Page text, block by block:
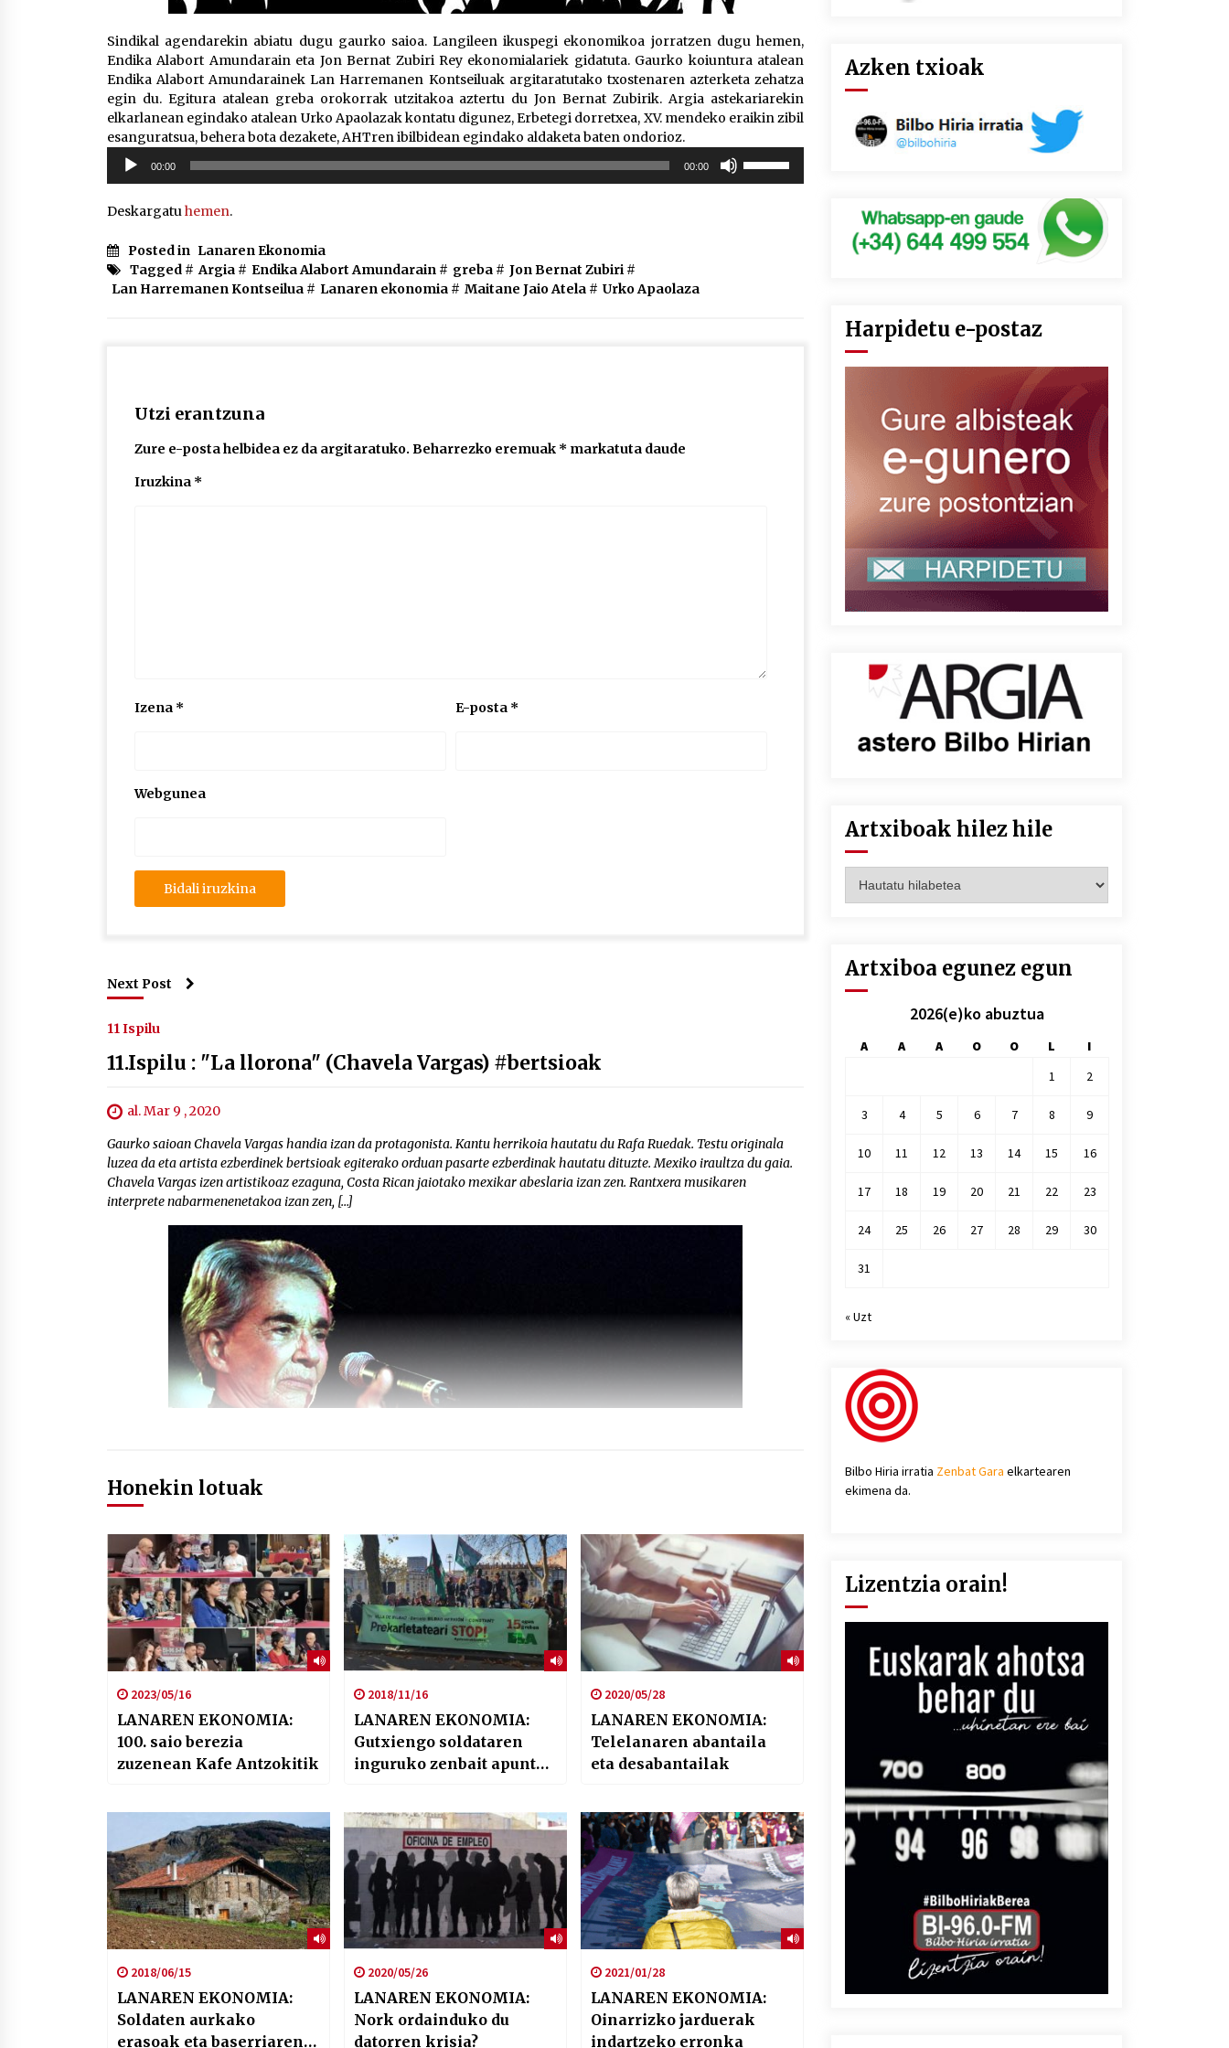
Sindikal agendarekin abiatu dugu gaurko saioa. Langileen ikuspegi ekonomikoa jorratzen dugu hemen,
Endika Alabort Amundarain eta Jon Bernat Zubiri Rey ekonomialariek gidatuta. Gaurko koiuntura atalean
Endika Alabort Amundarainek Lan Harremanen Kontseiluak argitaratutako txostenaren azterketa zehatza
egin du. Egitura atalean greba orokorrak utzitakoa aztertu du Jon Bernat Zubirik. Argia astekariarekin
elkarlanean egindako atalean Urko Apaolazak kontatu digunez, Erbetegi dorretxea, XV. mendeko eraikin zibil
esanguratsua, behera bota dezakete, AHTren ibilbidean egindako aldaketa baten ondorioz.
Soinu
erreproduzigailua
00:00 00:00
Deskargatuhemen.
Posted in Lanaren Ekonomia
Tagged # Argia # Endika Alabort Amundarain # greba # Jon Bernat Zubiri #
Lan Harremanen Kontseilua # Lanaren ekonomia # Maitane Jaio Atela # Urko Apaolaza
Utzi erantzuna
Zure e-posta helbidea ez da argitaratuko. Beharrezko eremuak * markatuta daude
Iruzkina *
Izena * E-posta *
Webgunea
Next Post
11 Ispilu
11.Ispilu : "La llorona" (Chavela Vargas) #bertsioak
al. Mar 9 , 2020
Gaurko saioan Chavela Vargas handia izan da protagonista. Kantu herrikoia hautatu du Rafa Ruedak. Testu originala
luzea da eta artista ezberdinek bertsioak egiterako orduan pasarte ezberdinak hautatu dituzte. Mexiko iraultza du gaia.
Chavela Vargas izen artistikoaz ezaguna, Costa Rican jaiotako mexikar abeslaria izan zen. Rantxera musikaren
interprete nabarmenenetakoa izan zen, […]
Honekin lotuak
2023/05/16
LANAREN EKONOMIA:
100. saio berezia
zuzenean Kafe Antzokitik
2018/11/16
LANAREN EKONOMIA:
Gutxiengo soldataren
inguruko zenbait apunte
2020/05/28
LANAREN EKONOMIA:
Telelanaren abantaila
eta desabantailak
2018/06/15
LANAREN EKONOMIA:
Soldaten aurkako
erasoak eta baserriaren
2020/05/26
LANAREN EKONOMIA:
Nork ordainduko du
datorren krisia?
2021/01/28
LANAREN EKONOMIA:
Oinarrizko jarduerak
indartzeko erronka
Azken txioak
Harpidetu e-postaz
Artxiboak hilez hile
hilez
Artxiboa egunez egun
2026(e)ko abuztua
A A A O O L
I
1
2
3 4 5 6 7 8 9
10 11 12 13 14 15 16
17 18 19 20 21 22 23
24 25 26 27 28 29 30
31
« Uzt
Bilbo Hiria irratia Zenbat Gara elkartearen
ekimena da.
Lizentzia orain!